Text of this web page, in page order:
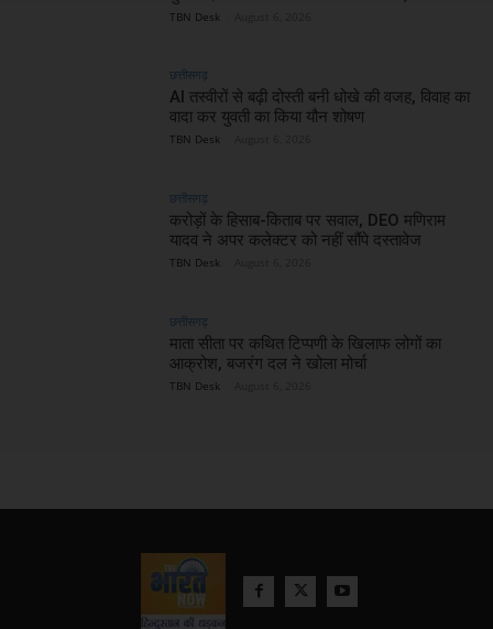
TBN Desk
छत्तीसगढ़
AI तस्वीरों से बढ़ी दोस्ती बनी धोखे की वजह, विवाह का
वादा कर युवती का किया यौन शोषण
TBN Desk
छत्तीसगढ़
करोड़ों के हिसाब-किताब पर सवाल, DEO मणिराम
यादव ने अपर कलेक्टर को नहीं सौंपे दस्तावेज
TBN Desk
छत्तीसगढ़
माता सीता पर कथित टिप्पणी के खिलाफ लोगों का
आक्रोश, बजरंग दल ने खोला मोर्चा
TBN Desk